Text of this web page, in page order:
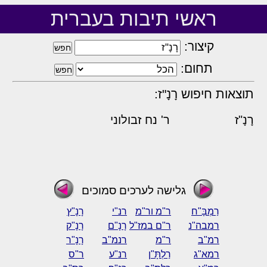
ראשי תיבות בעברית
קיצור:
תחום:
תוצאות חיפוש רָנָ"ז:
רָנָ"ז ר' נח זבולוני
גלישה לערכים סמוכים
רַמְבָּ"ח ר"מ ור"מ רנ"י
רָנָ"ץ
רמבה"נ
ר"ם במז"ל רָנָ"ם
רָנָ"ק
רמ"ב
ר"מ רנמ"ב
רָנָ"ר
רמא"ג
רַלְתָּ"ן רנ"ע
ר"ס